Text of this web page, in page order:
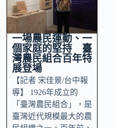
一場農民運動、一
個家庭的堅持 臺
灣農民組合百年特
展登場
【記者 宋佳景/台中報
導】 1926年成立的
「臺灣農民組合」，是
臺灣近代規模最大的農